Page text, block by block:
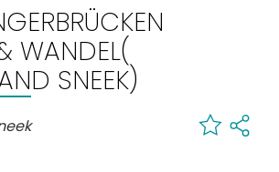
Seiten:
H
G
SNEEK)